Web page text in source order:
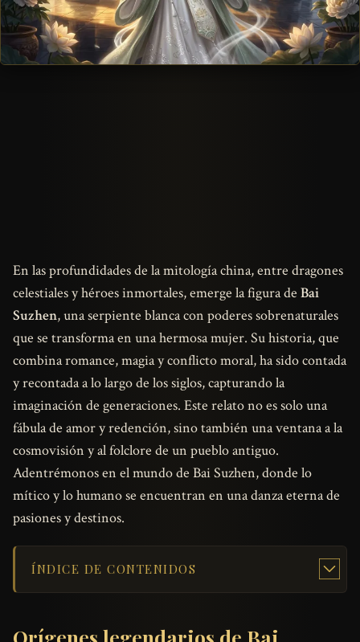
En las profundidades de la mitología china, entre dragones
celestiales y héroes inmortales, emerge la figura de Bai
Suzhen, una serpiente blanca con poderes sobrenaturales
que se transforma en una hermosa mujer. Su historia, que
combina romance, magia y conflicto moral, ha sido contada
y recontada a lo largo de los siglos, capturando la
imaginación de generaciones. Este relato no es solo una
fábula de amor y redención, sino también una ventana a la
cosmovisión y al folclore de un pueblo antiguo.
Adentrémonos en el mundo de Bai Suzhen, donde lo
mítico y lo humano se encuentran en una danza eterna de
pasiones y destinos.
ÍNDICE DE CONTENIDOS